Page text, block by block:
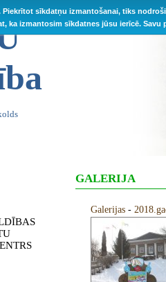
sīkdatņu izmantošanai, tiks
ka izmantosim sīkdatnes jūsu ierīcē.
GALERIJA
Galerijas -